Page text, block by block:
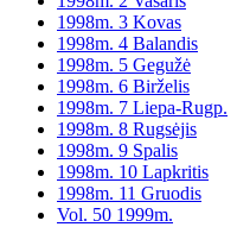
1998m. 3 Kovas
1998m. 4 Balandis
1998m. 5 Gegužė
1998m. 6 Birželis
1998m. 7 Liepa-Rugp.
1998m. 8 Rugsėjis
1998m. 9 Spalis
1998m. 10 Lapkritis
1998m. 11 Gruodis
Vol. 50 1999m.